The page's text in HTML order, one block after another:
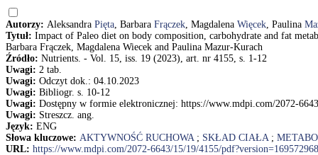
Autorzy: Aleksandra Pięta, Barbara Frączek, Magdalena Więcek, Paulina
Tytuł: Impact of Paleo diet on body composition, carbohydrate and fat
Barbara Frączek, Magdalena Wiecek and Paulina Mazur-Kurach
Źródło: Nutrients. - Vol. 15, iss. 19 (2023), art. nr 4155, s. 1-12
Uwagi: 2 tab.
Uwagi: Odczyt dok.: 04.10.2023
Uwagi: Bibliogr. s. 10-12
Uwagi: Dostępny w formie elektronicznej: https://www.mdpi.com/2072-
Uwagi: Streszcz. ang.
Język: ENG
Słowa kluczowe: AKTYWNOŚĆ RUCHOWA; SKŁAD CIAŁA;
URL: https://www.mdpi.com/2072-6643/15/19/4155/